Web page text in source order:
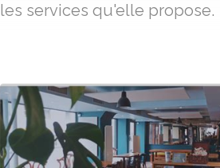
les services qu'elle propose.